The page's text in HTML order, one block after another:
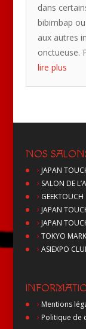
dans
bibimbap
aux autres
onctueuse.
lire plus
NOS
JAPAN
SALON DE
GEEKTOUCH
JAPAN
JAPAN
TOKYO
ASIEXPO
Mentions
Politique de